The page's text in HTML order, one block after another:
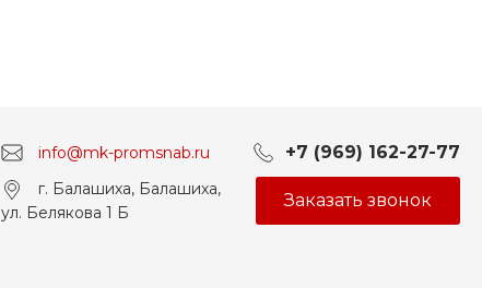
info@mk-promsnab.ru +7 (969) 162-27-77
г. Балашиха, Балашиха,
ул. Белякова 1 Б
Заказать звонок